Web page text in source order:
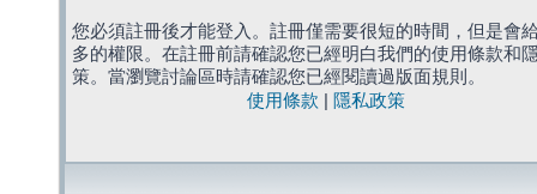
您必須註冊後才能登入。註冊僅需要很短的時間，但是會
多的權限。在註冊前請確認您已經明白我們的使用條款和
策。當瀏覽討論區時請確認您已經閱讀過版面規則。
使用條款
隱私政策